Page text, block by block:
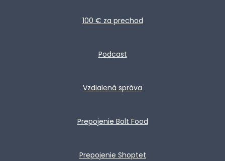
100 € za prechod
Podcast
Vzdialená správa
Prepojenie Bolt Food
Prepojenie Shoptet